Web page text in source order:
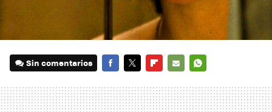
Sin comentarios
MAIL